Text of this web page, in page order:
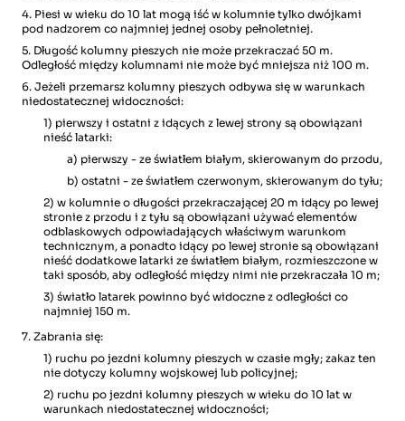
4. Piesi w wieku do 10 lat mogą iść w kolumnie tylko dwójkami
pod nadzorem co najmniej jednej osoby pełnoletniej.
5. Długość kolumny pieszych nie może przekraczać 50 m.
Odległość między kolumnami nie może być mniejsza niż 100 m.
6. Jeżeli przemarsz kolumny pieszych odbywa się w warunkach
niedostatecznej widoczności:
1) pierwszy i ostatni z idących z lewej strony są obowiązani
nieść latarki:
a) pierwszy - ze światłem białym, skierowanym do przodu,
b) ostatni - ze światłem czerwonym, skierowanym do tyłu;
2) w kolumnie o długości przekraczającej 20 m idący po lewej
stronie z przodu i z tyłu są obowiązani używać elementów
odblaskowych odpowiadających właściwym warunkom
technicznym, a ponadto idący po lewej stronie są obowiązani
nieść dodatkowe latarki ze światłem białym, rozmieszczone w
taki sposób, aby odległość między nimi nie przekraczała 10 m;
3) światło latarek powinno być widoczne z odległości co
najmniej 150 m.
7. Zabrania się:
1) ruchu po jezdni kolumny pieszych w czasie mgły; zakaz ten
nie dotyczy kolumny wojskowej lub policyjnej;
2) ruchu po jezdni kolumny pieszych w wieku do 10 lat w
warunkach niedostatecznej widoczności;